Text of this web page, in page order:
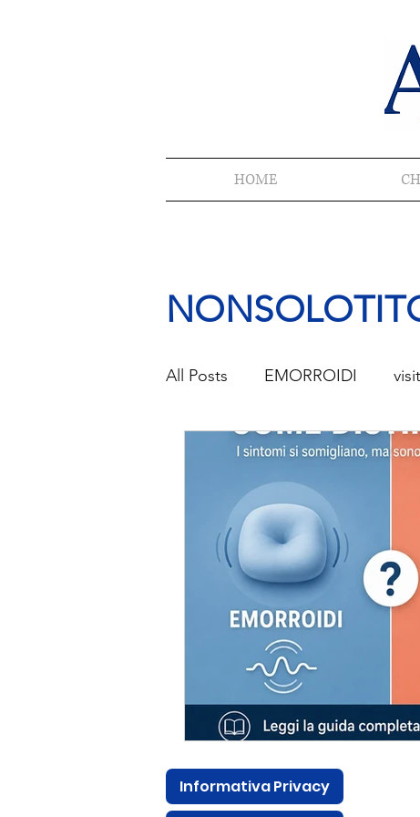
HOME
All Posts EMORROIDI
PREVENZIONE
post-operatorio proctologico
sangue dopo defecazione
sanguinamento rettale
Informativa Privacy